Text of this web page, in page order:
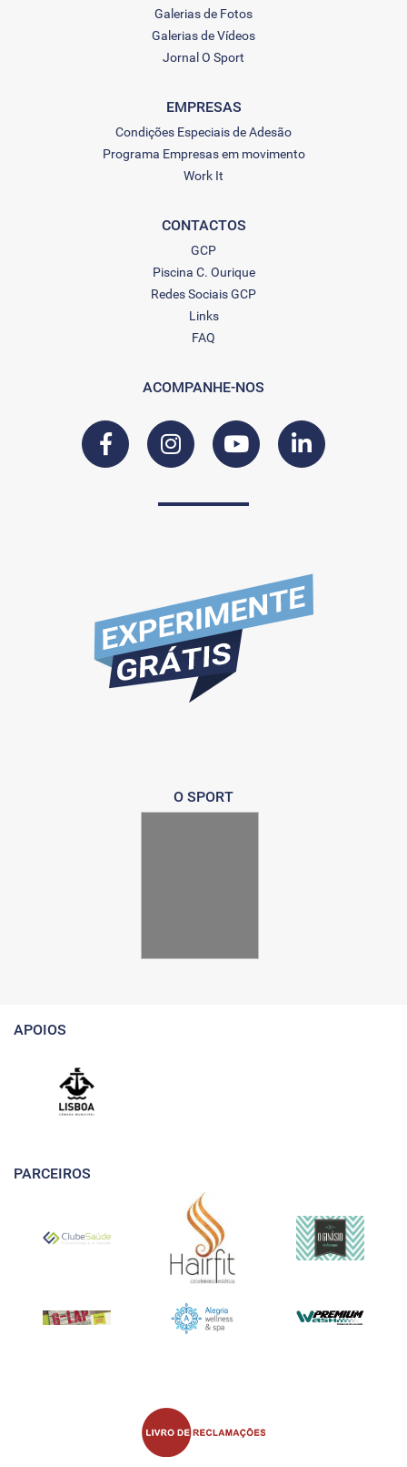
Galerias de Fotos
Galerias de Vídeos
Jornal O Sport
EMPRESAS
Condições Especiais de Adesão
Programa Empresas em movimento
Work It
CONTACTOS
GCP
Piscina C. Ourique
Redes Sociais GCP
Links
FAQ
ACOMPANHE-NOS
O SPORT
APOIOS
PARCEIROS